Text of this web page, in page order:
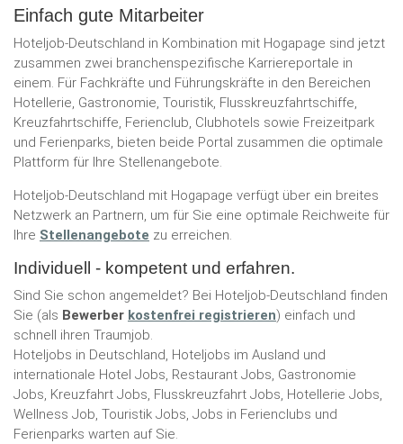
Einfach gute Mitarbeiter
Hoteljob-Deutschland in Kombination mit Hogapage sind jetzt
zusammen zwei branchenspezifische Karriereportale in
einem. Für Fachkräfte und Führungskräfte in den Bereichen
Hotellerie, Gastronomie, Touristik, Flusskreuzfahrtschiffe,
Kreuzfahrtschiffe, Ferienclub, Clubhotels sowie Freizeitpark
und Ferienparks, bieten beide Portal zusammen die optimale
Plattform für Ihre Stellenangebote.
Hoteljob-Deutschland mit Hogapage verfügt über ein breites
Netzwerk an Partnern, um für Sie eine optimale Reichweite für
Ihre Stellenangebote zu erreichen.
Individuell - kompetent und erfahren.
Sind Sie schon angemeldet? Bei Hoteljob-Deutschland finden
Sie (als Bewerber kostenfrei registrieren) einfach und
schnell ihren Traumjob.
Hoteljobs in Deutschland, Hoteljobs im Ausland und
internationale Hotel Jobs, Restaurant Jobs, Gastronomie
Jobs, Kreuzfahrt Jobs, Flusskreuzfahrt Jobs, Hotellerie Jobs,
Wellness Job, Touristik Jobs, Jobs in Ferienclubs und
Ferienparks warten auf Sie.